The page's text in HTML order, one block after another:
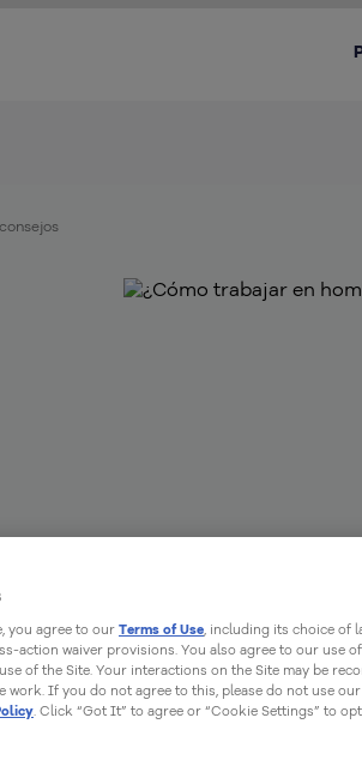
you agree to our Terms of Use, including its choice of
action waiver provisions. You also agree to our use
of the Site. Your interactions on the Site may be
work. If you do not agree to this, please do not use
. Click “Got It” to agree or “Cookie Settings” to